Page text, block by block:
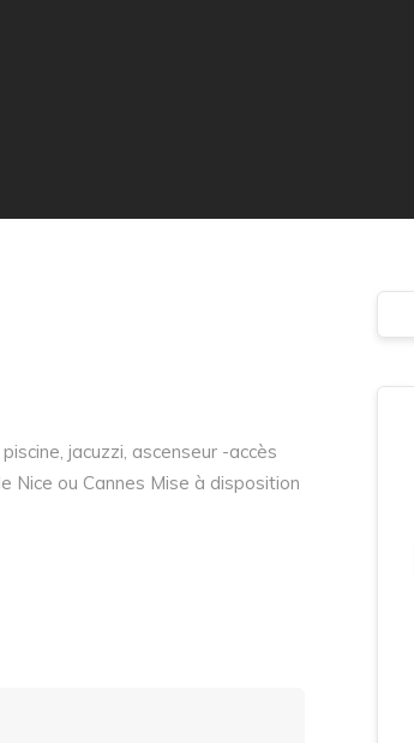
jacuzzi, ascenseur -accès
Nice ou Cannes Mise à disposition